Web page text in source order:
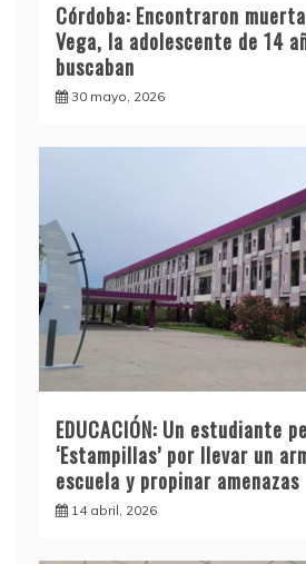
Córdoba: Encontraron
Vega, la adolescente de 14
buscaban
30 mayo, 2026
EDUCACIÓN: Un estudiante
‘Estampillas’ por llevar un
escuela y propinar amenazas
14 abril, 2026